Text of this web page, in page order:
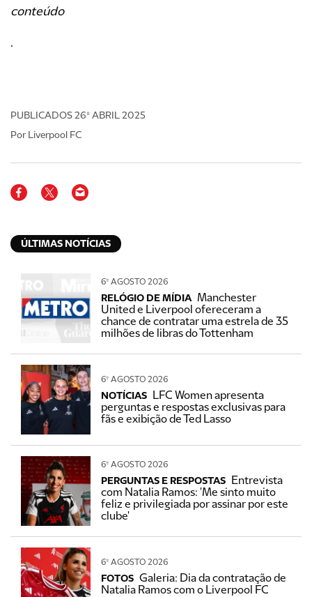
conteúdo
.
PUBLICADOS 26º ABRIL 2025
Por Liverpool FC
ÚLTIMAS NOTÍCIAS
6º AGOSTO 2026
RELÓGIO DE MÍDIA Manchester
United e Liverpool ofereceram a
chance de contratar uma estrela de 35
milhões de libras do Tottenham
6º AGOSTO 2026
NOTÍCIAS
LFC Women apresenta
perguntas e respostas exclusivas para
fãs e exibição de Ted Lasso
6º AGOSTO 2026
PERGUNTAS E RESPOSTAS
Entrevista
com Natalia Ramos: 'Me sinto muito
feliz e privilegiada por assinar por este
clube'
6º AGOSTO 2026
FOTOS Galeria: Dia da contratação de
Natalia Ramos com o Liverpool FC